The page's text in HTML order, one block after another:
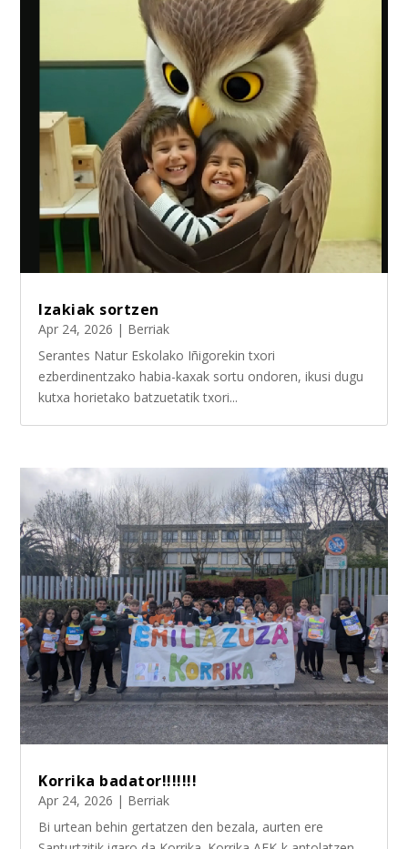
Izakiak sortzen
Apr 24, 2026 | Berriak
Serantes Natur Eskolako Iñigorekin txori
ezberdinentzako habia-kaxak sortu ondoren, ikusi dugu
kutxa horietako batzuetatik txori...
Korrika badator!!!!!!!
Apr 24, 2026 | Berriak
Bi urtean behin gertatzen den bezala, aurten ere